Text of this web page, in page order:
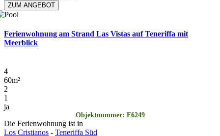
ZUM ANGEBOT
Ferienwohnung am Strand Las Vistas auf Teneriffa mit
Meerblick
4
60m²
2
1
ja
Objektnummer: F6249
Die Ferienwohnung ist in
Los Cristianos - Teneriffa Süd